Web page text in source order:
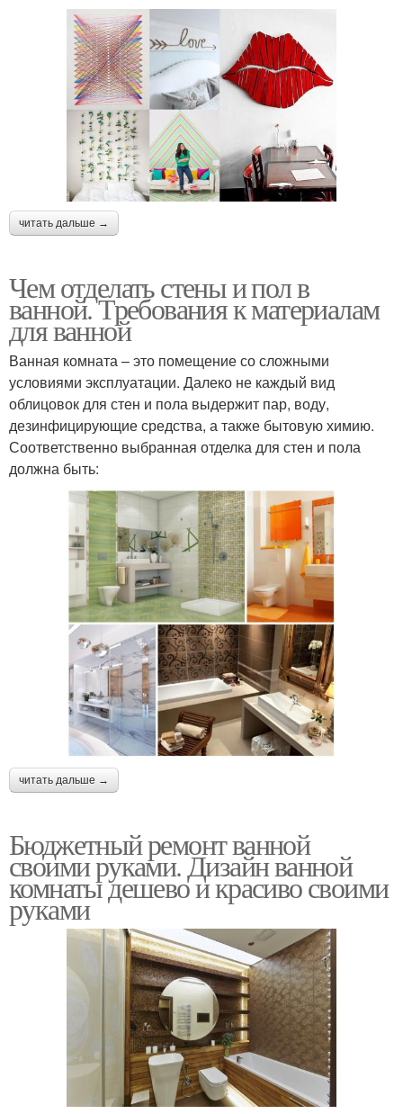
читать дальше →
Чем отделать стены и пол в
ванной. Требования к материалам
для ванной
Ванная комната – это помещение со сложными
условиями эксплуатации. Далеко не каждый вид
облицовок для стен и пола выдержит пар, воду,
дезинфицирующие средства, а также бытовую химию.
Соответственно выбранная отделка для стен и пола
должна быть:
читать дальше →
Бюджетный ремонт ванной
своими руками. Дизайн ванной
комнаты дешево и красиво своими
руками